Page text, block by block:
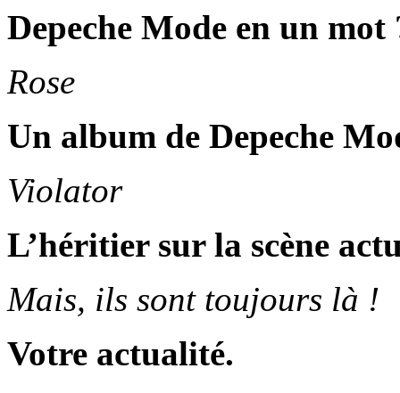
Depeche Mode en un mot
Rose
Un album de Depeche
Violator
L’héritier sur la scène
Mais, ils sont toujours là !
Votre actualité.